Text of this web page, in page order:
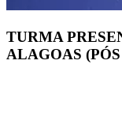
TURMA
ALAGOAS